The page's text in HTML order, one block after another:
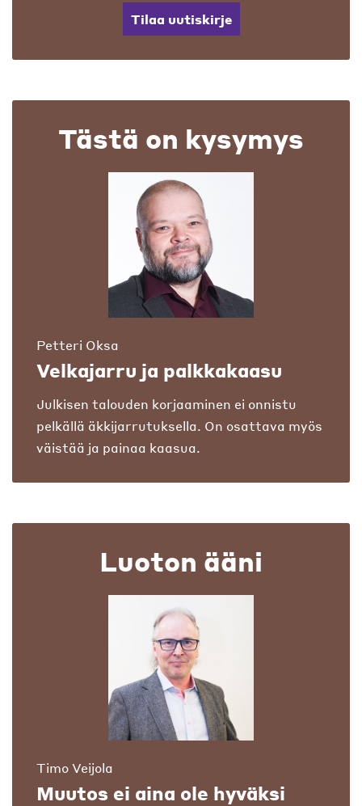
Tilaa uutiskirje
Tästä on kysymys
Petteri Oksa
Velkajarru ja palkkakaasu
Julkisen talouden korjaaminen ei onnistu
pelkällä äkkijarrutuksella. On osattava myös
väistää ja painaa kaasua.
Luoton ääni
Timo Veijola
Muutos ei aina ole hyväksi